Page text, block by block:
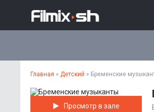
Главная » Детский » Бременские
Просмотр в зале